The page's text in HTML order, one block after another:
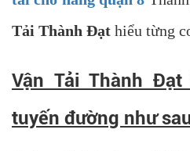
Tải Thành Đạt hiểu từng
Vận Tải Thành
tuyến đường như